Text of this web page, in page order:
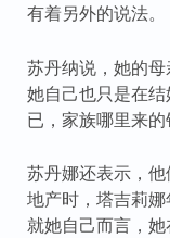
有着另外的说法。
苏丹纳说，她的
她自己也只是在
已，家族哪里来的
苏丹娜还表示，
地产时，塔吉莉娜
就她自己而言，